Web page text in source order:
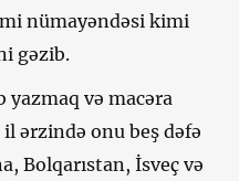
nümayəndəsi kimi
gəzib.
yazmaq və macəra
ərzində onu beş dəfə
Bolqarıstan, İsveç və